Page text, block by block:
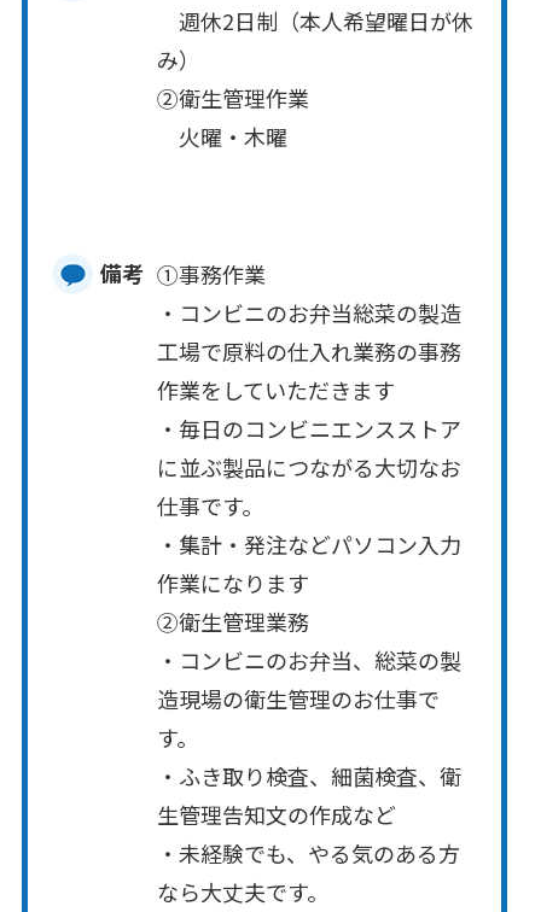
週休2日制（本人希望曜日が休
み）
②衛生管理作業
火曜・木曜
備考 ①事務作業
・コンビニのお弁当総菜の製造
工場で原料の仕入れ業務の事務
作業をしていただきます
・毎日のコンビニエンスストア
に並ぶ製品につながる大切なお
仕事です。
・集計・発注などパソコン入力
作業になります
②衛生管理業務
・コンビニのお弁当、総菜の製
造現場の衛生管理のお仕事で
す。
・ふき取り検査、細菌検査、衛
生管理告知文の作成など
・未経験でも、やる気のある方
なら大丈夫です。